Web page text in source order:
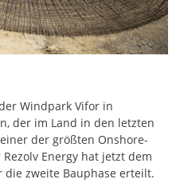
Windpark Vifor in
der im Land in den letzten
der größten Onshore-
Energy hat jetzt dem
zweite Bauphase erteilt.